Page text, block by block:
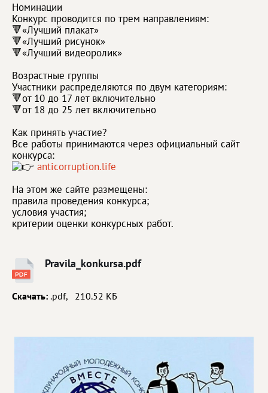
Номинации
Конкурс проводится по трем направлениям:
🔻«Лучший плакат»
🔻«Лучший рисунок»
🔻«Лучший видеоролик»
Возрастные группы
Участники распределяются по двум категориям:
🔻от 10 до 17 лет включительно
🔻от 18 до 25 лет включительно
Как принять участие?
Все работы принимаются через официальный сайт
конкурса:
anticorruption.life
На этом же сайте размещены:
правила проведения конкурса;
условия участия;
критерии оценки конкурсных работ.
Pravila_konkursa.pdf
Скачать: .pdf, 210.52 КБ